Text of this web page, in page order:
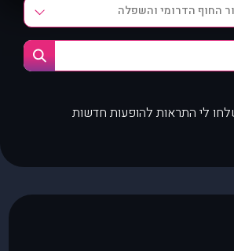
החוף הדרומי והשפלה
לי התראות להופעות חדשות